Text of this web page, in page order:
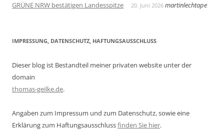
GRÜNE NRW bestätigen Landesspitze
20. Juni 2026 martinlechtape
IMPRESSUNG, DATENSCHUTZ, HAFTUNGSAUSSCHLUSS
Dieser blog ist Bestandteil meiner privaten website unter der
domain
thomas-geilke.de.
Angaben zum Impressum und zum Datenschutz, sowie eine
Erklärung zum Haftungsausschlussfinden Sie hier.